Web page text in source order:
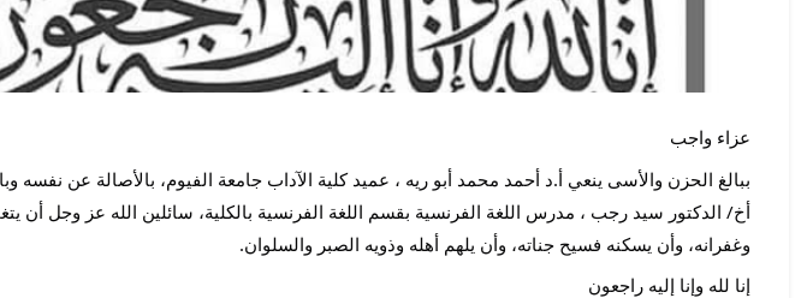
عزاء واجب
وغفرانه، وأن يسكنه فسيح جناته، وأن يلهم أهله وذويه الصبر والسلوان.
إنا لله وإنا إليه راجعون